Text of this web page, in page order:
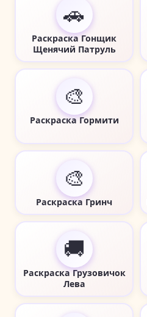
🚗
Раскраска Гонщик
Щенячий Патруль
🎨
Раскраска Гормити
🎨
Раскраска Гринч
🚚
Раскраска Грузовичок
Лева